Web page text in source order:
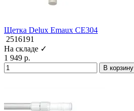
Щетка Delux Emaux CE304
2516191
На складе ✓
1 949 р.
В корзину